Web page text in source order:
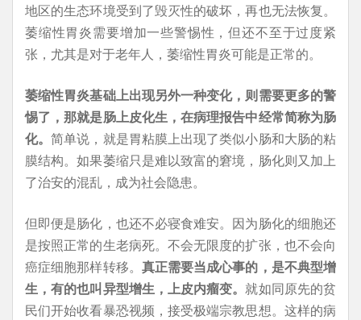
地区的生态环境受到了毁灭性的破坏，再也无法恢复。
萎缩性胃炎需要增加一些警惕性，但还不至于过度紧
张，尤其是对于老年人，萎缩性胃炎可能是正常的。
萎缩性胃炎基础上出现另外一种变化，则需要更多的警
惕了，那就是肠上皮化生，在病理报告中经常简称为肠
化。简单说，就是胃粘膜上出现了类似小肠和大肠的粘
膜结构。如果萎缩只是难以致富的窘境，肠化则又加上
了治安的混乱，成为社会隐患。
但即便是肠化，也还不必寝食难安。因为肠化的细胞还
是按照正常的生老病死。不会无限度的扩张，也不会向
癌症细胞那样转移。 真正需要当成心事的，是不典型增
生，有的也叫异型增生，上皮内瘤变。就如同原先的贫
民们开始收看暴恐视频，接受极端宗教思想。这样的病